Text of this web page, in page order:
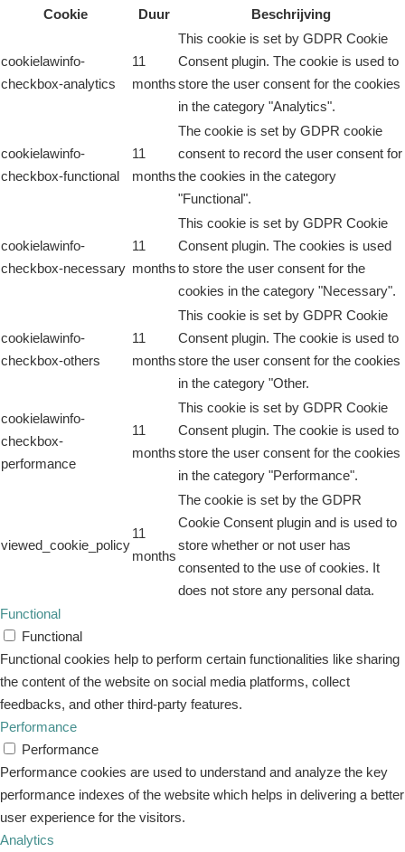
Cookie
Duur Beschrijving
cookielawinfo-
checkbox-analytics
11
months
This cookie is set by GDPR Cookie
Consent plugin. The cookie is used to
store the user consent for the cookies
in the category "Analytics".
cookielawinfo-
checkbox-functional
11
months
The cookie is set by GDPR cookie
consent to record the user consent for
the cookies in the category
"Functional".
cookielawinfo-
checkbox-necessary
11
months
This cookie is set by GDPR Cookie
Consent plugin. The cookies is used
to store the user consent for the
cookies in the category "Necessary".
cookielawinfo-
checkbox-others
11
months
This cookie is set by GDPR Cookie
Consent plugin. The cookie is used to
store the user consent for the cookies
in the category "Other.
cookielawinfo-
checkbox-
performance
11
months
This cookie is set by GDPR Cookie
Consent plugin. The cookie is used to
store the user consent for the cookies
in the category "Performance".
viewed_cookie_policy
11
months
The cookie is set by the GDPR
Cookie Consent plugin and is used to
store whether or not user has
consented to the use of cookies. It
does not store any personal data.
Functional
Functional
Functional cookies help to perform certain functionalities like sharing
the content of the website on social media platforms, collect
feedbacks, and other third-party features.
Performance
Performance
Performance cookies are used to understand and analyze the key
performance indexes of the website which helps in delivering a better
user experience for the visitors.
Analytics